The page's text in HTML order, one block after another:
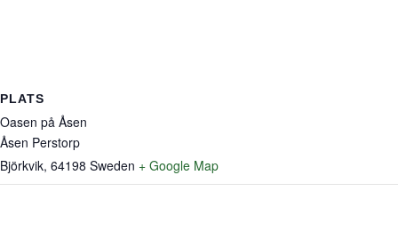
PLATS
Oasen på Åsen
Åsen Perstorp
Björkvik, 64198 Sweden + Google Map